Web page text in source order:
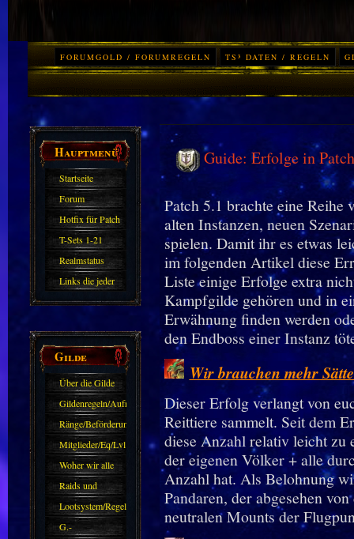
FORUMGOLD / FORUMREGELN TS³ DATEN / REGELN
Hauptmenü
Startseite
Forum
Hotfix für Patch
11.X
T-Sets 1-21
Realmstatus
Links die jeder
kennen sollte?!
Gilde
Über die Gilde
(DAW)
Gildenregeln/Aufnahme
Ränge/Beförderungen
Mitglieder/Eq/Lvl
Woher wir alle
kommen.
Raids und
Zubehör
Lootsystem/Regeln
G.-
Guide: Erfolge in
Patch 5.1 brachte eine Reihe
alten Instanzen, neuen
spielen. Damit ihr es etwas
im folgenden Artikel diese
Liste einige Erfolge extra
Kampfgilde gehören und in
Erwähnung finden werden
den Endboss einer Instanz
Wir brauchen mehr
Dieser Erfolg verlangt von
Reittiere sammelt. Seit dem
diese Anzahl relativ leicht zu
der eigenen Völker + alle
Anzahl hat. Als Belohnung
Pandaren, der abgesehen
neutralen Mounts der